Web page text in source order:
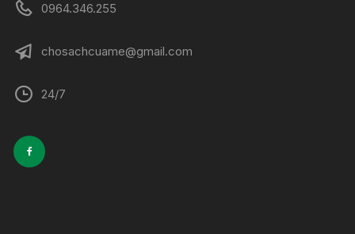
0964.346.255
chosachcuame@gmail.com
24/7